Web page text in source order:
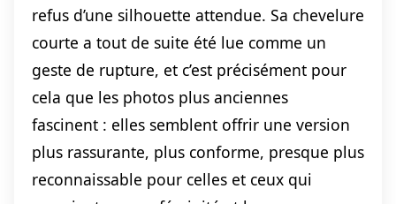
refus d’une silhouette attendue. Sa chevelure
courte a tout de suite été lue comme un
geste de rupture, et c’est précisément pour
cela que les photos plus anciennes
fascinent : elles semblent offrir une version
plus rassurante, plus conforme, presque plus
reconnaissable pour celles et ceux qui